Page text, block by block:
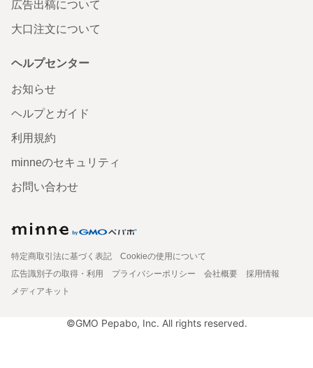
広告出稿について
大口注文について
ヘルプセンター
お知らせ
ヘルプとガイド
利用規約
minneのセキュリティ
お問い合わせ
特定商取引法に基づく表記
Cookieの使用について
広告識別子の取得・利用
プライバシーポリシー 会社概要
採用情報
メディアキット
©GMO Pepabo, Inc. All rights reserved.